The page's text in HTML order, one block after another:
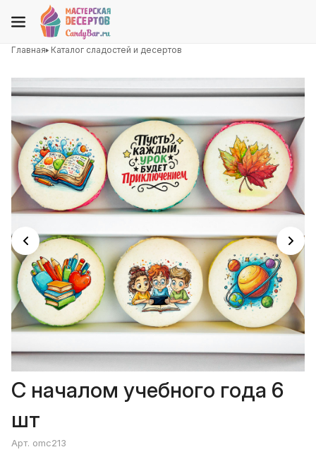
Главная Каталог сладостей и десертов
С началом учебного года 6
шт
Арт. omc213